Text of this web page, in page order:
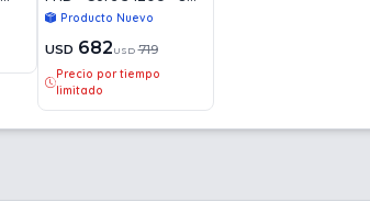
- 512Gb - Win11
Producto Nuevo
USD 682 USD 719
Precio por tiempo
limitado